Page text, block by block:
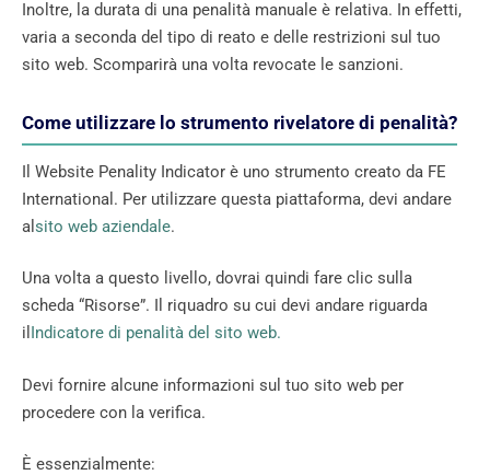
Inoltre, la durata di una penalità manuale è relativa. In effetti,
varia a seconda del tipo di reato e delle restrizioni sul tuo
sito web. Scomparirà una volta revocate le sanzioni.
Come utilizzare lo strumento rivelatore di penalità?
Il Website Penality Indicator è uno strumento creato da FE
International. Per utilizzare questa piattaforma, devi andare
al sito web aziendale.
Una volta a questo livello, dovrai quindi fare clic sulla
scheda “Risorse”. Il riquadro su cui devi andare riguarda
il Indicatore di penalità del sito web.
Devi fornire alcune informazioni sul tuo sito web per
procedere con la verifica.
È essenzialmente: